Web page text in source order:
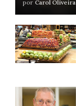
por Carol Oliveira